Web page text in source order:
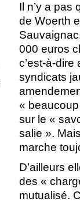
Il n’y a pas
de Woerth
000 euros
c’est-à-
syndicats
«
sur le «
salie ».
marche
D’ailleurs
des «
mutualisé.